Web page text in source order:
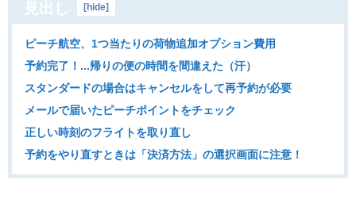
見出し [hide]
ピーチ航空、1つ当たりの荷物追加オプション費用
予約完了！...帰りの便の時間を間違えた（汗）
スタンダードの場合はキャンセルをして再予約が必要
メールで届いたピーチポイントをチェック
正しい時刻のフライトを取り直し
予約をやり直すときは「決済方法」の選択画面に注意！